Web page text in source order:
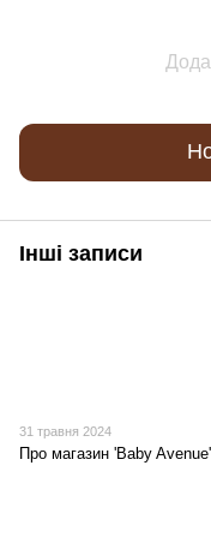
Інші записи
31 травня 2024
Про магазин 'Baby Avenue'